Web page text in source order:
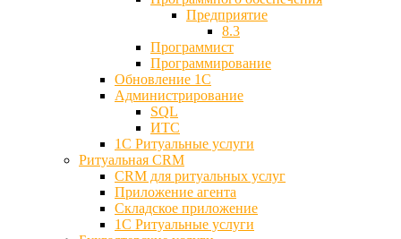
Предприятие
8.3
Программист
Программирование
Обновление 1С
Администрирование
SQL
ИТС
1С Ритуальные услуги
Ритуальная CRM
CRM для ритуальных услуг
Приложение агента
Складское приложение
1С Ритуальные услуги